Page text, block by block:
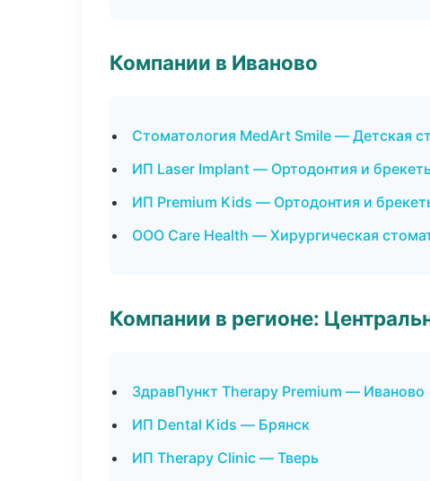
Компании в Иваново
Стоматология MedArt Smile — Детская
ИП Laser Implant — Ортодонтия и
ИП Premium Kids — Ортодонтия и
ООО Care Health — Хирургическая
Компании в регионе:
ЗдравПункт Therapy Premium — Иваново
ИП Dental Kids — Брянск
ИП Therapy Clinic — Тверь